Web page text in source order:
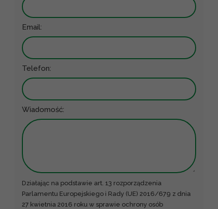
Email:
Telefon:
Wiadomość:
Działając na podstawie art. 13 rozporządzenia
Parlamentu Europejskiego i Rady (UE) 2016/679 z dnia
27 kwietnia 2016 roku w sprawie ochrony osób